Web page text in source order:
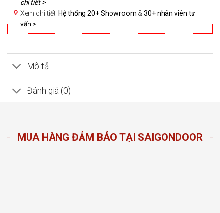
chi tiết >
Xem chi tiết: Hệ thống 20+ Showroom & 30+ nhân viên tư
vấn >
Mô tả
Đánh giá (0)
MUA HÀNG ĐẢM BẢO TẠI SAIGONDOOR